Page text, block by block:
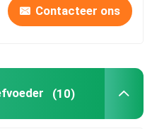
Contacteer ons
(10)